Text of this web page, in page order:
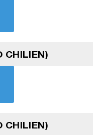
CHILIEN)
CHILIEN)